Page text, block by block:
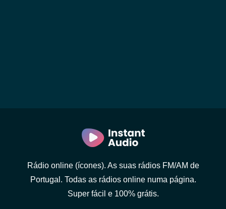
Rádio online (ícones). As suas rádios FM/AM de
Portugal. Todas as rádios online numa página.
Super fácil e 100% grátis.